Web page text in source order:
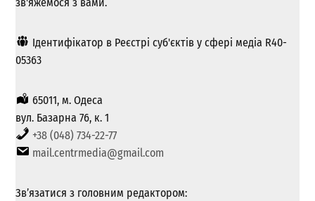
Ідентифікатор в Реєстрі суб'єктів у сфері медіа R40-
05363
65011, м. Одеса
вул. Базарна 76, к. 1
+38 (048) 734-22-77
mail.centrmedia@gmail.com
Зв’язатися з головним редактором: